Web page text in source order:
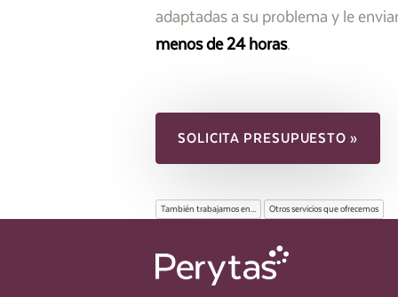
adaptadas a su problema y le
menos de 24 horas.
SOLICITA PRESUPUESTO »
También trabajamos en... Otros servicios que ofrecemos